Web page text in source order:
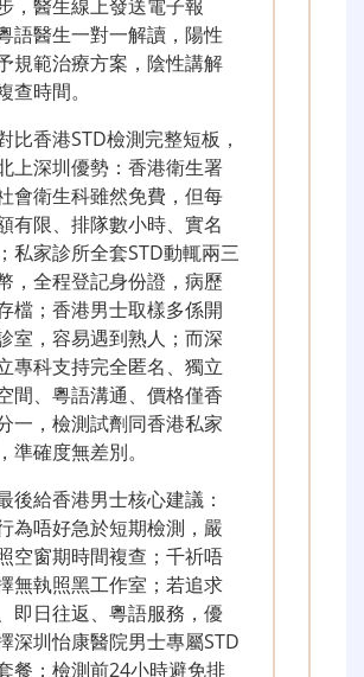
，醫生線上發送電子報
語醫生一對一解讀，陽性
規範治療方案，陰性講解
查時間。
比香港STD檢測完整短板，
上深圳優勢：香港衛生署
會衛生科雖然免費，但每
有限、排隊數小時、實名
私家診所全套STD動輒兩三
，全程登記身份證，病歷
檔；香港男士取樣多係開
室，容易遇到熟人；而深
專科支持完全匿名、獨立
間、粵語溝通、價格僅香
一，檢測試劑同香港私家
準確度無差別。
後給香港男士核心建議：
為唔好急於短期檢測，嚴
空窗期時間複查；千祈唔
無執照黑工作室；若追求
即日往返、粵語服務，優
深圳怡康醫院男士專屬STD
餐；檢測前24小時避免排